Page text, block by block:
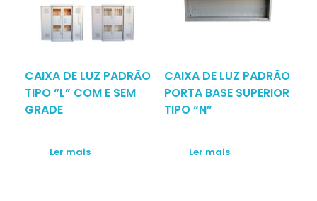
CAIXA DE LUZ PADRÃO
TIPO “L” COM E SEM
GRADE
Ler mais
CAIXA DE LUZ PADRÃO
PORTA BASE SUPERIOR
TIPO “N”
Ler mais